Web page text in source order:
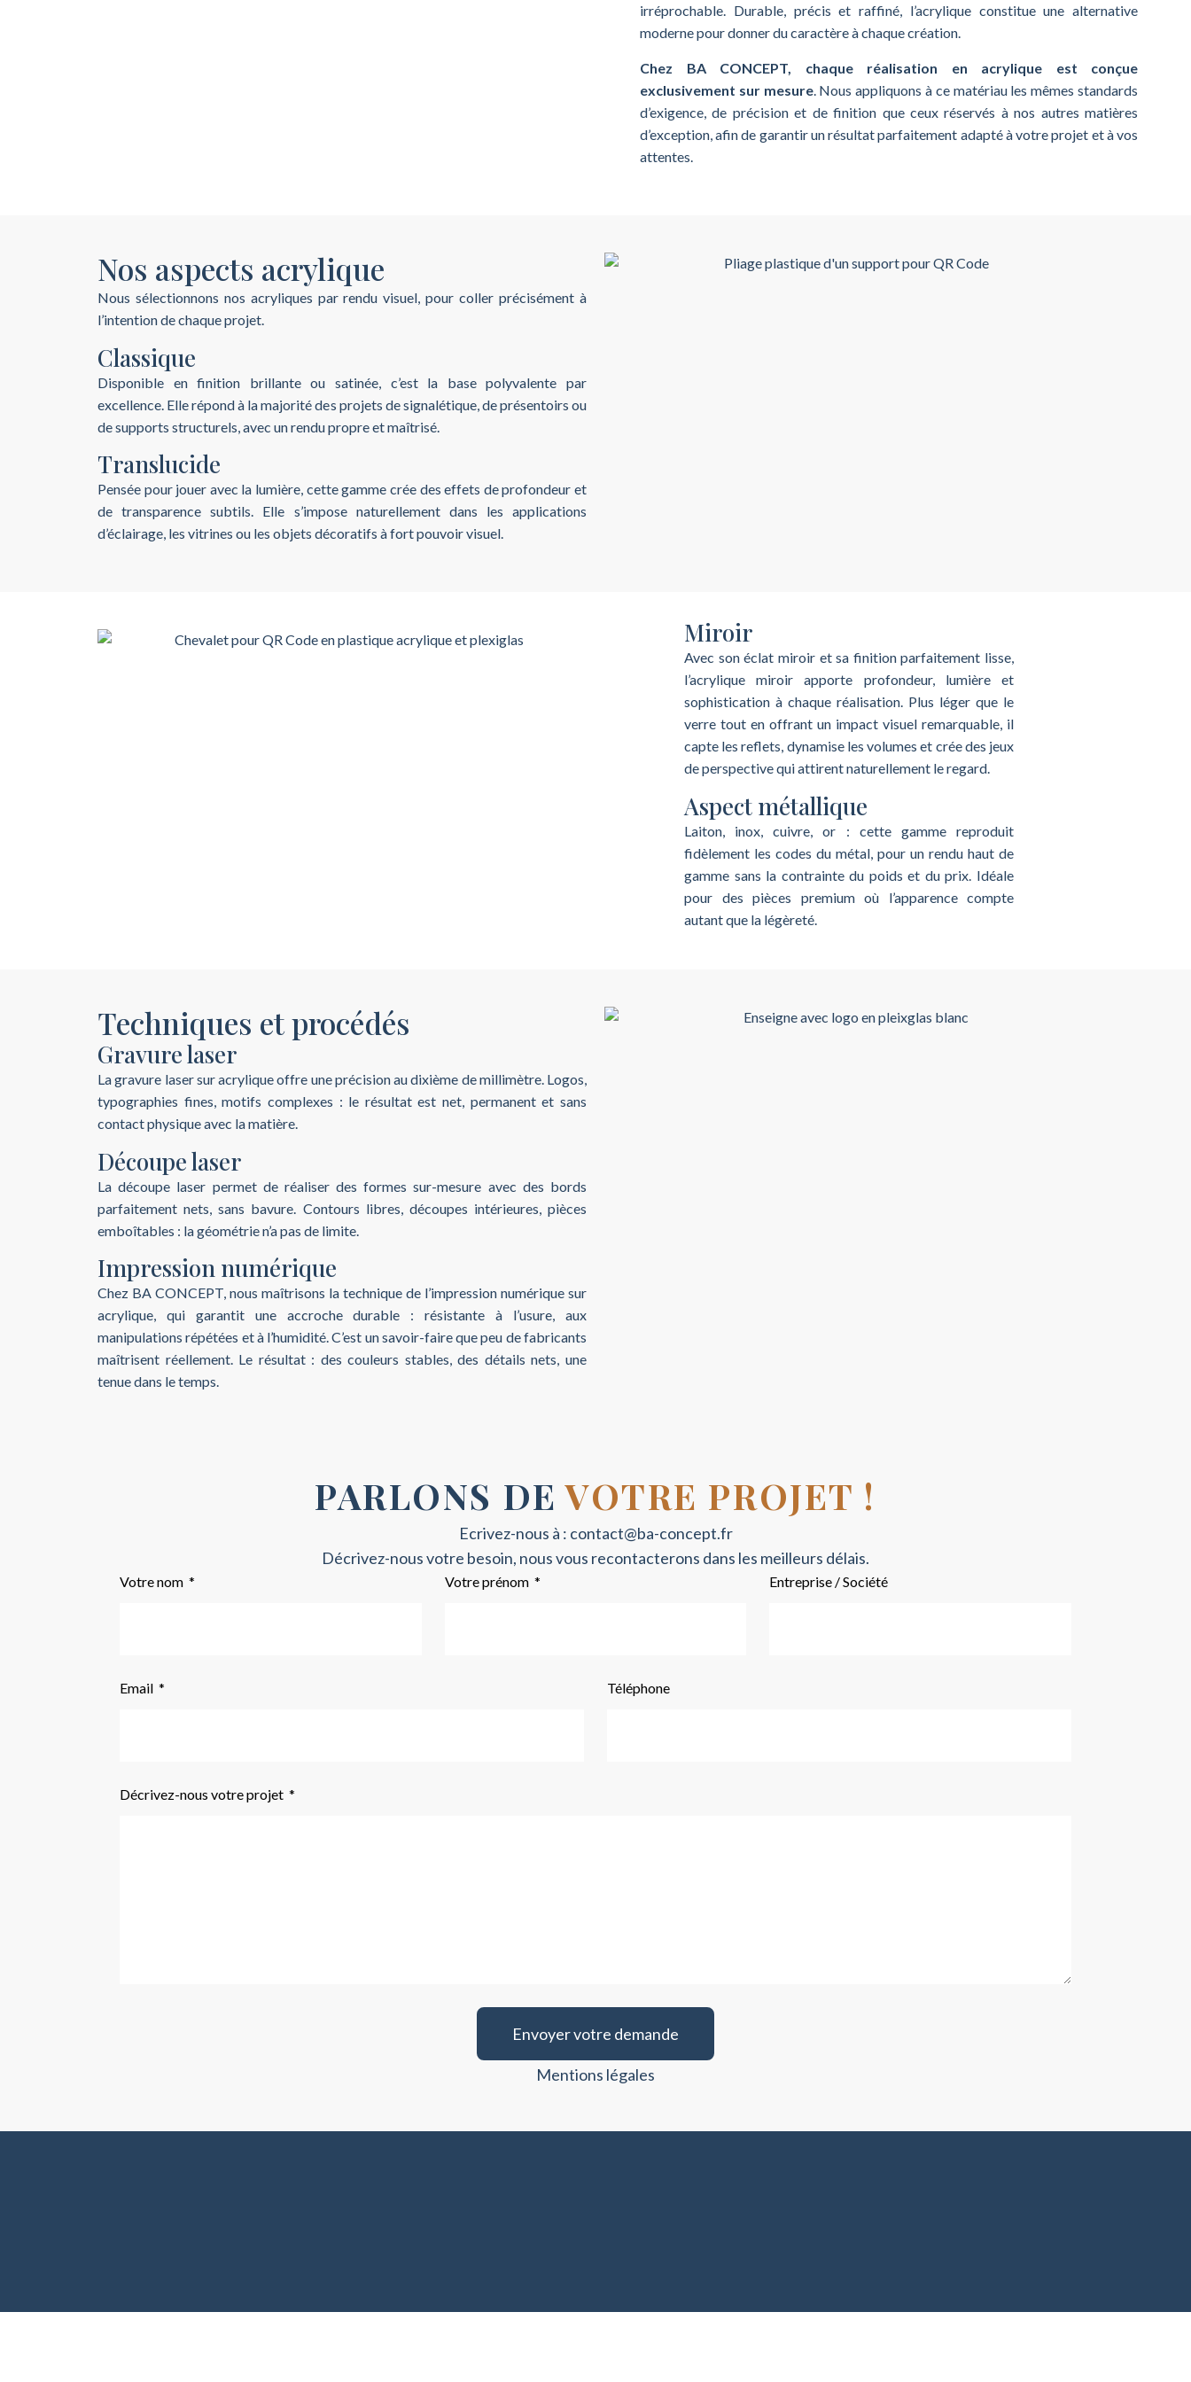
irréprochable. Durable, précis et raffiné, l’acrylique constitue une alternative
moderne pour donner du caractère à chaque création.
Chez BA CONCEPT, chaque réalisation en acrylique est conçue
exclusivement sur mesure. Nous appliquons à ce matériau les mêmes standards
d’exigence, de précision et de finition que ceux réservés à nos autres matières
d’exception, afin de garantir un résultat parfaitement adapté à votre projet et à vos
attentes.
Nos aspects acrylique
Nous sélectionnons nos acryliques par rendu visuel, pour coller précisément à
l’intention de chaque projet.
Classique
Disponible en finition brillante ou satinée, c’est la base polyvalente par
excellence. Elle répond à la majorité des projets de signalétique, de présentoirs ou
de supports structurels, avec un rendu propre et maîtrisé.
Translucide
Pensée pour jouer avec la lumière, cette gamme crée des effets de profondeur et
de transparence subtils. Elle s’impose naturellement dans les applications
d’éclairage, les vitrines ou les objets décoratifs à fort pouvoir visuel.
Miroir
Avec son éclat miroir et sa finition parfaitement lisse,
l’acrylique miroir apporte profondeur, lumière et
sophistication à chaque réalisation. Plus léger que le
verre tout en offrant un impact visuel remarquable, il
capte les reflets, dynamise les volumes et crée des jeux
de perspective qui attirent naturellement le regard.
Aspect métallique
Laiton, inox, cuivre, or : cette gamme reproduit
fidèlement les codes du métal, pour un rendu haut de
gamme sans la contrainte du poids et du prix. Idéale
pour des pièces premium où l’apparence compte
autant que la légèreté.
Techniques et procédés
Gravure laser
La gravure laser sur acrylique offre une précision au dixième de millimètre. Logos,
typographies fines, motifs complexes : le résultat est net, permanent et sans
contact physique avec la matière.
Découpe laser
La découpe laser permet de réaliser des formes sur-mesure avec des bords
parfaitement nets, sans bavure. Contours libres, découpes intérieures, pièces
emboîtables : la géométrie n’a pas de limite.
Impression numérique
Chez BA CONCEPT, nous maîtrisons la technique de l’impression numérique sur
acrylique, qui garantit une accroche durable : résistante à l’usure, aux
manipulations répétées et à l’humidité. C’est un savoir-faire que peu de fabricants
maîtrisent réellement. Le résultat : des couleurs stables, des détails nets, une
tenue dans le temps.
PARLONS DEVOTRE PROJET !
Ecrivez-nous à : contact@ba-concept.fr
Décrivez-nous votre besoin, nous vous recontacterons dans les meilleurs délais.
Votre nom Votre prénom Entreprise / Société
Email Téléphone
Décrivez-nous votre projet
Envoyer votre demande
Mentions légales